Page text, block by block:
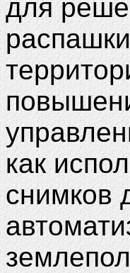
для
как
снимков